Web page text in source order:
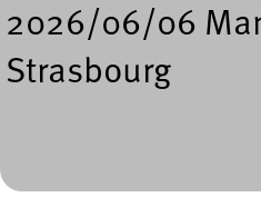
2026/06/06
Strasbourg